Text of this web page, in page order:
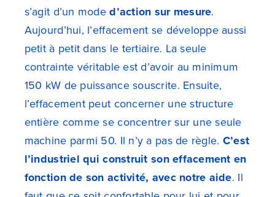
s’agit d’un moded’action sur mesure.
Aujourd’hui, l’effacement se développe aussi
petit à petit dans le tertiaire. La seule
contrainte véritable est d’avoir au minimum
150 kW de puissance souscrite. Ensuite,
l’effacement peut concerner une structure
entière comme se concentrer sur une seule
machine parmi 50. Il n’y a pas de règle. C’est
l’industriel qui construit son effacement en
fonction de son activité, avec notre aide. Il